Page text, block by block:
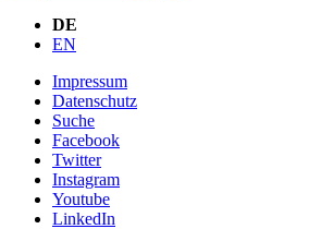
DE
EN
Impressum
Datenschutz
Suche
Facebook
Twitter
Instagram
Youtube
LinkedIn